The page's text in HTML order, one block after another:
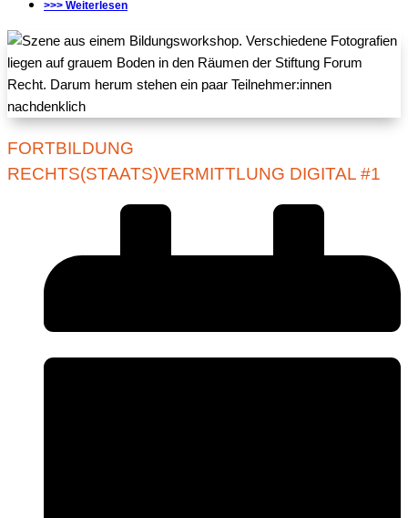
>>> Weiterlesen
FORTBILDUNG
RECHTS(STAATS)VERMITTLUNG DIGITAL #1